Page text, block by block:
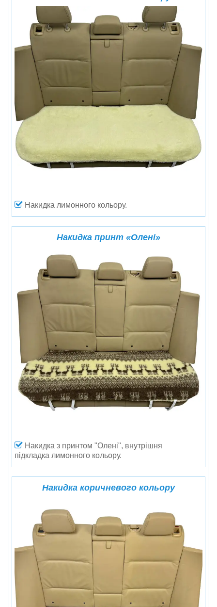
Накидка лимонного кольору.
Накидка принт «Олені»
Накидка з принтом "Олені", внутрішня
підкладка лимонного кольору.
Накидка коричневого кольору